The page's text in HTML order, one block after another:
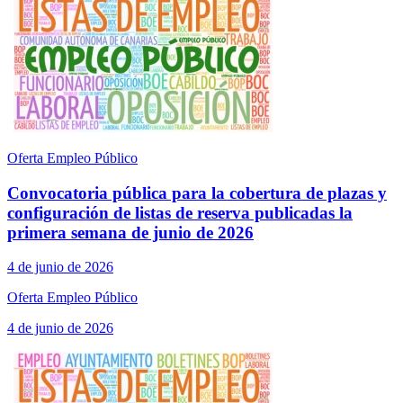
Oferta Empleo Público
Convocatoria pública para la cobertura de plazas y
configuración de listas de reserva publicadas la
primera semana de junio de 2026
4 de junio de 2026
Oferta Empleo Público
4 de junio de 2026